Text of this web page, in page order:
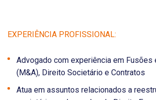
EXPERIÊNCIA PROFISSIONAL:
Advogado com experiência em Fusões
(M&A), Direito Societário e Contratos
Atua em assuntos relacionados a